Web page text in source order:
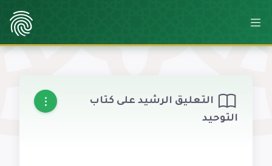
التعليق الرشيد على كتاب
التوحيد